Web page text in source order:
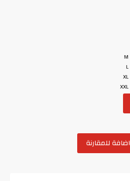
M
L
XL
XXL
اضافة للمقارنة